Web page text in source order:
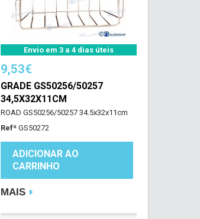
Envio em 3 a 4 dias úteis
9,53€
GRADE GS50256/50257
34,5X32X11CM
ROAD GS50256/50257 34.5x32x11cm
Refª GS50272
ADICIONAR AO
CARRINHO
MAIS